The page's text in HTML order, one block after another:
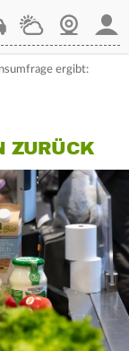
WetterWebcam
ergibt:
ZURÜCK